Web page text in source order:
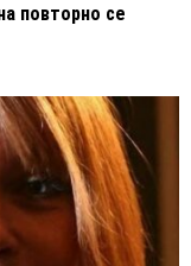
повторно се